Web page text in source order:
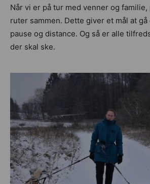
Når vi er på tur med venner og
ruter sammen. Dette giver et mål at
pause og distance. Og så er alle
der skal ske.